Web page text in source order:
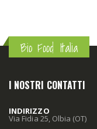
Bio Food Italia
I NOSTRI CONTATTI
INDIRIZZO
Via Fidia 25, Olbia (OT)